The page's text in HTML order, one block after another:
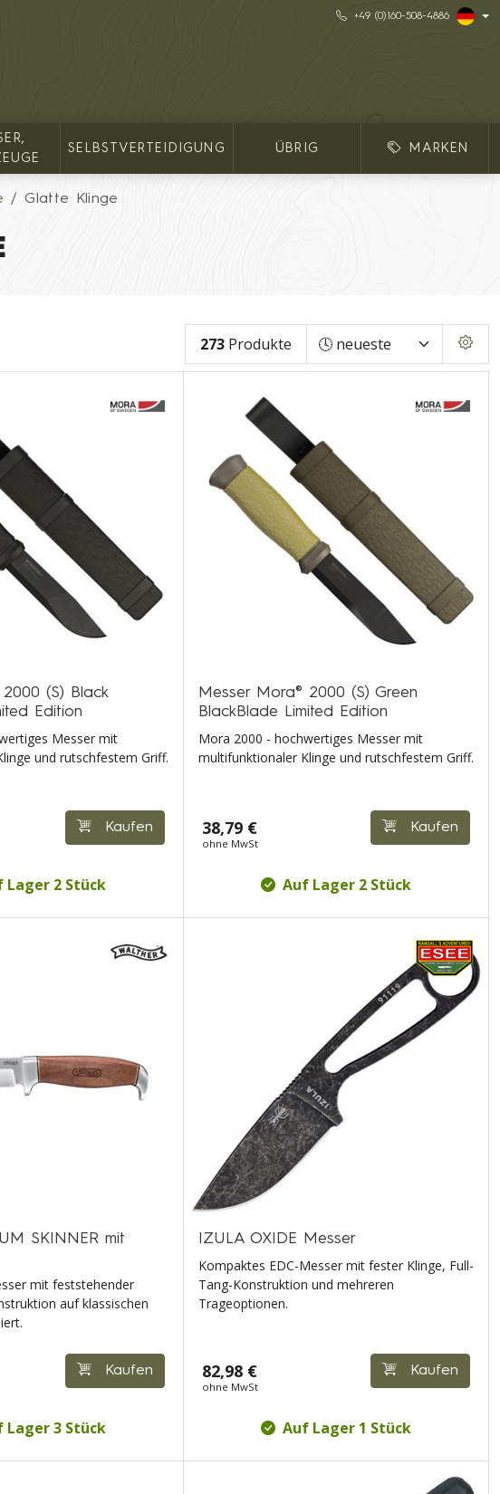
+49 (0)160-508-4886
SELBSTVERTEIDIGUNG ÜBRIG MARKEN
Glatte Klinge
273 Produkte
(S) Black
Edition
Messer mit
und rutschfestem Griff.
Kaufen
Lager 2 Stück
Messer Mora® 2000 (S) Green
BlackBlade Limited Edition
Mora 2000 - hochwertiges Messer mit
multifunktionaler Klinge und rutschfestem Griff.
38,79 €
ohne MwSt
Kaufen
Auf Lager 2 Stück
SKINNER mit
mit feststehender
auf klassischen
Kaufen
Lager 3 Stück
IZULA OXIDE Messer
Kompaktes EDC-Messer mit fester Klinge, Full-
Tang-Konstruktion und mehreren
Trageoptionen.
82,98 €
ohne MwSt
Kaufen
Auf Lager 1 Stück